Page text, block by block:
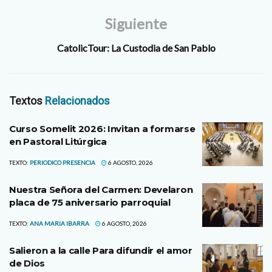
Siguiente
CatolicTour: La Custodia de San Pablo
Textos Relacionados
Curso Somelit 2026: Invitan a formarse
en Pastoral Litúrgica
TEXTO: PERIODICO PRESENCIA 6 AGOSTO, 2026
Nuestra Señora del Carmen: Develaron
placa de 75 aniversario parroquial
TEXTO: ANA MARIA IBARRA 6 AGOSTO, 2026
Salieron a la calle Para difundir el amor
de Dios